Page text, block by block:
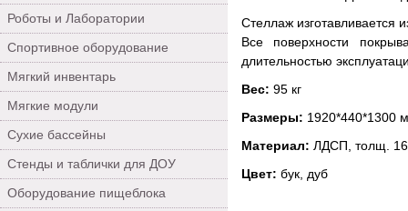
Роботы и Лаборатории
Спортивное оборудование
Мягкий инвентарь
Мягкие модули
Сухие бассейны
Стенды и таблички для ДОУ
Оборудование пищеблока
Стеллаж изготавливается
Все поверхности
длительностью
Вес: 95 кг
Размеры: 1920*440*1300
Материал: ЛДСП, толщ.
Цвет: бук, дуб